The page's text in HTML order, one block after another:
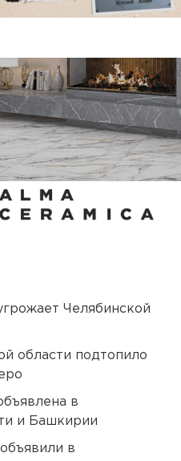
Челябинской
области подтопило
в
и Башкирии
в